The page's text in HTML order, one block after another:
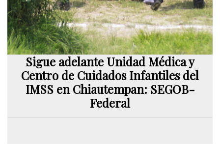
Sigue adelante Unidad Médica y
Centro de Cuidados Infantiles del
IMSS en Chiautempan: SEGOB-
Federal